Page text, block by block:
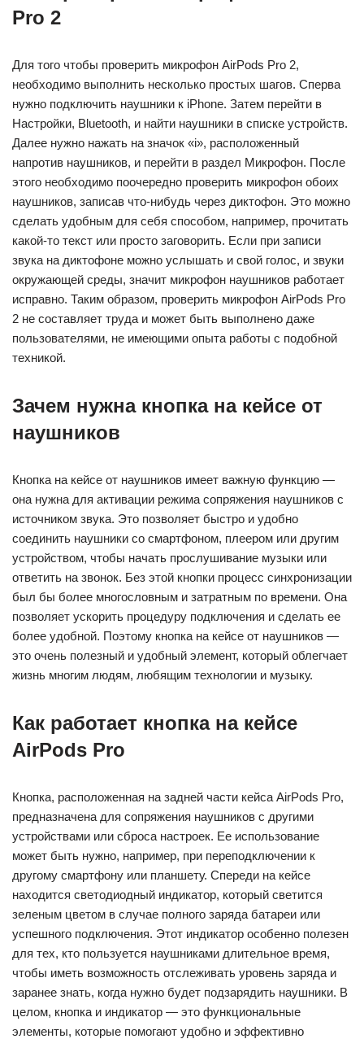
Pro 2
Для того чтобы проверить микрофон AirPods Pro 2,
необходимо выполнить несколько простых шагов. Сперва
нужно подключить наушники к iPhone. Затем перейти в
Настройки, Bluetooth, и найти наушники в списке устройств.
Далее нужно нажать на значок «i», расположенный
напротив наушников, и перейти в раздел Микрофон. После
этого необходимо поочередно проверить микрофон обоих
наушников, записав что-нибудь через диктофон. Это можно
сделать удобным для себя способом, например, прочитать
какой-то текст или просто заговорить. Если при записи
звука на диктофоне можно услышать и свой голос, и звуки
окружающей среды, значит микрофон наушников работает
исправно. Таким образом, проверить микрофон AirPods Pro
2 не составляет труда и может быть выполнено даже
пользователями, не имеющими опыта работы с подобной
техникой.
Зачем нужна кнопка на кейсе от
наушников
Кнопка на кейсе от наушников имеет важную функцию —
она нужна для активации режима сопряжения наушников с
источником звука. Это позволяет быстро и удобно
соединить наушники со смартфоном, плеером или другим
устройством, чтобы начать прослушивание музыки или
ответить на звонок. Без этой кнопки процесс синхронизации
был бы более многословным и затратным по времени. Она
позволяет ускорить процедуру подключения и сделать ее
более удобной. Поэтому кнопка на кейсе от наушников —
это очень полезный и удобный элемент, который облегчает
жизнь многим людям, любящим технологии и музыку.
Как работает кнопка на кейсе
AirPods Pro
Кнопка, расположенная на задней части кейса AirPods Pro,
предназначена для сопряжения наушников с другими
устройствами или сброса настроек. Ее использование
может быть нужно, например, при переподключении к
другому смартфону или планшету. Спереди на кейсе
находится светодиодный индикатор, который светится
зеленым цветом в случае полного заряда батареи или
успешного подключения. Этот индикатор особенно полезен
для тех, кто пользуется наушниками длительное время,
чтобы иметь возможность отслеживать уровень заряда и
заранее знать, когда нужно будет подзарядить наушники. В
целом, кнопка и индикатор — это функциональные
элементы, которые помогают удобно и эффективно